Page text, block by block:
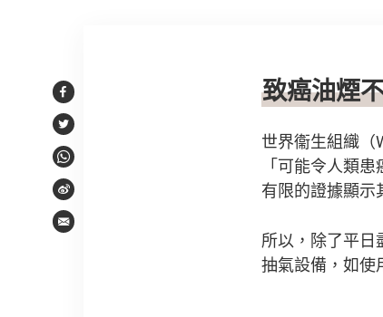
Facebook
Twitter
WhatsApp
Weibo
Email
致癌油煙
世界衞生組織（
「可能令人類
有限的證據顯示
所以，除了平日
抽氣設備，如使